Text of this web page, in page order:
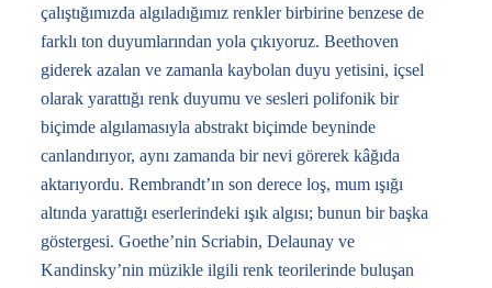
çalıştığımızda algıladığımız renkler birbirine benzese de
farklı ton duyumlarından yola çıkıyoruz. Beethoven
giderek azalan ve zamanla kaybolan duyu yetisini, içsel
olarak yarattığı renk duyumu ve sesleri polifonik bir
biçimde algılamasıyla abstrakt biçimde beyninde
canlandırıyor, aynı zamanda bir nevi görerek kâğıda
aktarıyordu. Rembrandt’ın son derece loş, mum ışığı
altında yarattığı eserlerindeki ışık algısı; bunun bir başka
göstergesi. Goethe’nin Scriabin, Delaunay ve
Kandinsky’nin müzikle ilgili renk teorilerinde buluşan